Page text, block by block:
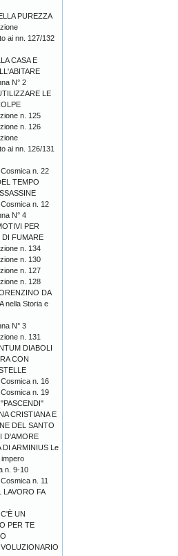
PUREZZA
ai nn. 127/132
CASA E
N° 2
LE
n. 125
n. 126
ai nn. 126/131
n. 22
TEMPO
n. 12
N° 4
PER
DI FUMARE
n. 134
n. 130
n. 127
n. 128
DA
nella Storia e
N° 3
n. 131
DIABOLI
CON
n. 16
n. 19
CRISTIANA E
DEL SANTO
D'AMORE
DI ARMINIUS Le
impero
n. 9-10
n. 11
LAVORO FA
UN
PER TE